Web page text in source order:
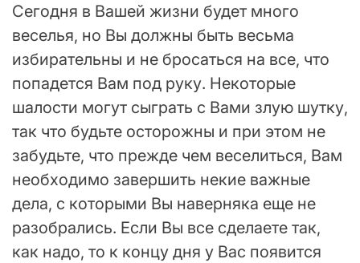
Сегодня в Вашей жизни будет много
веселья, но Вы должны быть весьма
избирательны и не бросаться на все, что
попадется Вам под руку. Некоторые
шалости могут сыграть с Вами злую шутку,
так что будьте осторожны и при этом не
забудьте, что прежде чем веселиться, Вам
необходимо завершить некие важные
дела, с которыми Вы наверняка еще не
разобрались. Если Вы все сделаете так,
как надо, то к концу дня у Вас появится